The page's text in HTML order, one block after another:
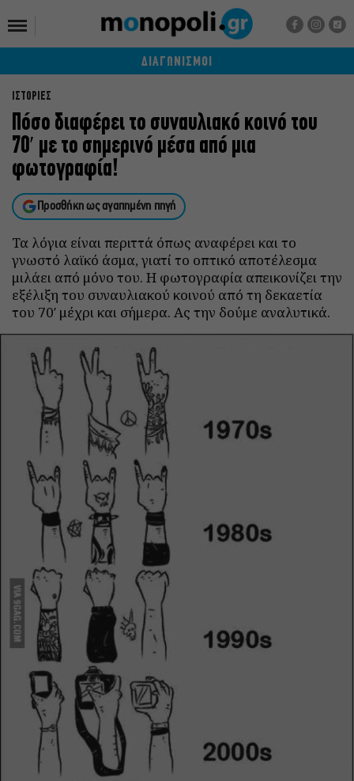
ΔΙΑΓΩΝΙΣΜΟΙ
ΙΣΤΟΡΙΕΣ
Πόσο διαφέρει το συναυλιακό κοινό του
70′ με το σημερινό μέσα από μια
φωτογραφία!
Προσθήκη ως αγαπημένη πηγή
Τα λόγια είναι περιττά όπως αναφέρει και το
γνωστό λαϊκό άσμα, γιατί το οπτικό αποτέλεσμα
μιλάει από μόνο του. Η φωτογραφία απεικονίζει την
εξέλιξη του συναυλιακού κοινού από τη δεκαετία
του 70′ μέχρι και σήμερα. Ας την δούμε αναλυτικά.